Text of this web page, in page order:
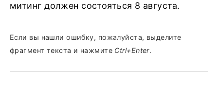
митинг должен состояться 8 августа.
Если вы нашли ошибку, пожалуйста, выделите
фрагмент текста и нажмите Ctrl+Enter.